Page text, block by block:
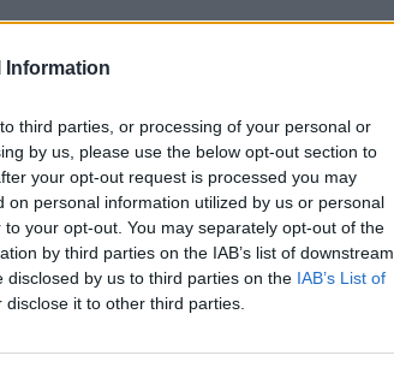
Information
third parties, or processing of your personal or
by us, please use the below opt-out section to
your opt-out request is processed you may
personal information utilized by us or personal
your opt-out. You may separately opt-out of the
by third parties on the IAB’s list of downstream
by us to third parties on the IAB’s List of
it to other third parties.
aukšto lygio susitikimas subūrė
lyderius aptarti tolesnės šios
Europos aukštojo mokslo
konkurencingumą.